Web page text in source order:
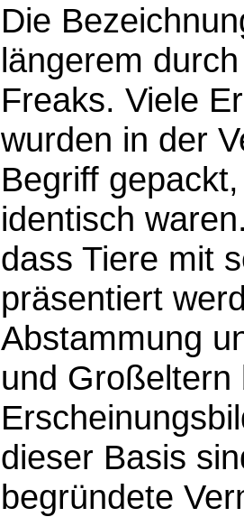
Die
längerem
Freaks. Viele
wurden in der
Begriff
identisch
dass Tiere mit
präsentiert
Abstammung
und
dieser Basis
begründete